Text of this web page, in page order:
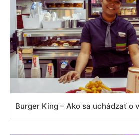
Burger King – Ako sa uchádzať o